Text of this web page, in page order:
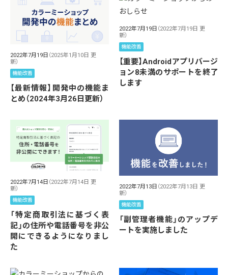
2022年7月19日 （2025年1月10日 更
新）
機能改善
【最新情報】開発中の機能ま
とめ（2024年3月26日更新）
2022年7月19日 （2022年7月19日 更
新）
機能改善
【重要】Androidアプリバージ
ョン8未満のサポートを終了
します
2022年7月14日 （2022年7月14日 更
新）
機能改善
「特定商取引法に基づく表
記」の住所や電話番号を非公
開にできるようになりまし
た
2022年7月13日 （2022年7月13日 更
新）
機能改善
「副管理者機能」のアップデ
ートを実施しました